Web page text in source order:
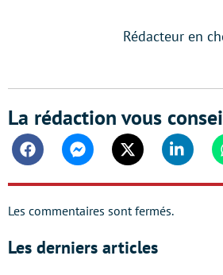
Rédacteur en
La rédaction vous
FacebookMessengerTwitter Linkedin
Les commentaires sont fermés.
Les derniers articles